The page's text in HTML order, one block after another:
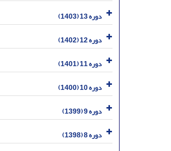
دوره 13 (1403)
دوره 12 (1402)
دوره 11 (1401)
دوره 10 (1400)
دوره 9 (1399)
دوره 8 (1398)